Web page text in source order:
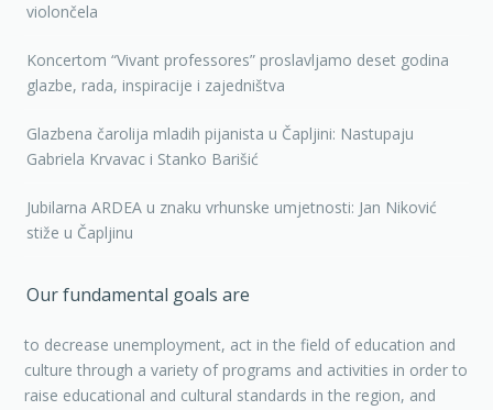
violončela
Koncertom “Vivant professores” proslavljamo deset godina
glazbe, rada, inspiracije i zajedništva
Glazbena čarolija mladih pijanista u Čapljini: Nastupaju
Gabriela Krvavac i Stanko Barišić
Jubilarna ARDEA u znaku vrhunske umjetnosti: Jan Niković
stiže u Čapljinu
Our fundamental goals are
to decrease unemployment, act in the field of education and
culture through a variety of programs and activities in order to
raise educational and cultural standards in the region, and